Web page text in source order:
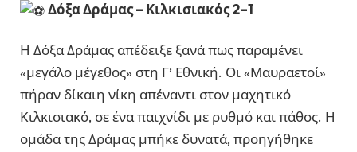
Δόξα Δράμας – Κιλκισιακός 2–1
Η Δόξα Δράμας απέδειξε ξανά πως παραμένει
«μεγάλο μέγεθος» στη Γ’ Εθνική. Οι «Μαυραετοί»
πήραν δίκαιη νίκη απέναντι στον μαχητικό
Κιλκισιακό, σε ένα παιχνίδι με ρυθμό και πάθος. Η
ομάδα της Δράμας μπήκε δυνατά, προηγήθηκε